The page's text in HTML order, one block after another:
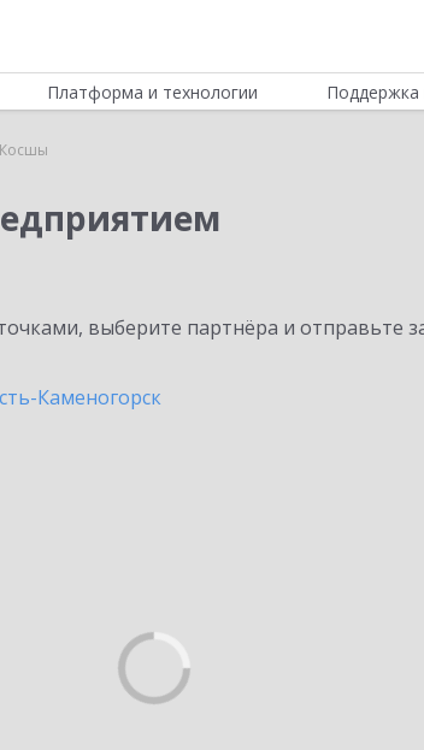
Платформа и технологии Поддержка
Косшы
выберите партнёра и отправьте
Каменогорск